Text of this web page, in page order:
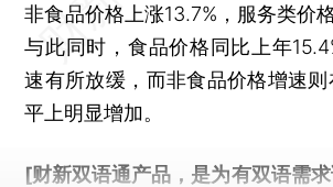
非食品价格上涨13.7%，服务类价
与此同时，食品价格同比上年
速有所放缓，而非食品价格增速则
平上明显增加。
[财新双语通产品，是为有双语需